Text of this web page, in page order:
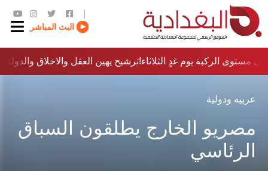
البث المباشر
ترشيح يهين العقل والاخلاق والدولة…؟!مستوى الركبة يوم غدٍ الثلاثاء
عربية ودولية
مصريو الخارج يطلقون السباق
الرئاسي